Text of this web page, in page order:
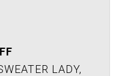
LADY,